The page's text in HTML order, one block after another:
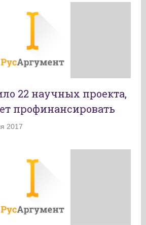
22 научных проекта,
профинансировать
2017